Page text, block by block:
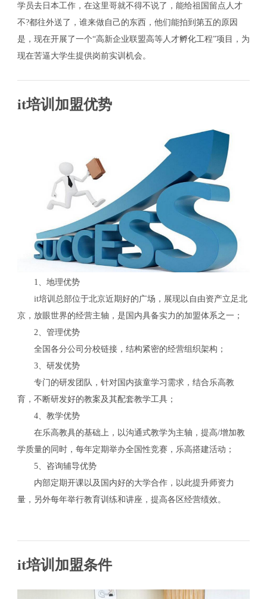
学员去日本工作，在这里哥就不得不说了，能给祖国留点人才
不?都往外送了，谁来做自己的东西，他们能拍到第五的原因
是，现在开展了一个“高新企业联盟高等人才孵化工程”项目，为
现在苦逼大学生提供岗前实训机会。
it培训加盟优势
1、地理优势
it培训总部位于北京近期好的广场，展现以自由资产立足北
京，放眼世界的经营主轴，是国内具备实力的加盟体系之一；
2、管理优势
全国各分公司分校链接，结构紧密的经营组织架构；
3、研发优势
专门的研发团队，针对国内孩童学习需求，结合乐高教
育，不断研发好的教案及其配套教学工具；
4、教学优势
在乐高教具的基础上，以沟通式教学为主轴，提高/增加教
学质量的同时，每年定期举办全国性竞赛，乐高搭建活动；
5、咨询辅导优势
内部定期开课以及国内好的大学合作，以此提升师资力
量，另外每年举行教育训练和讲座，提高各区经营绩效。
it培训加盟条件